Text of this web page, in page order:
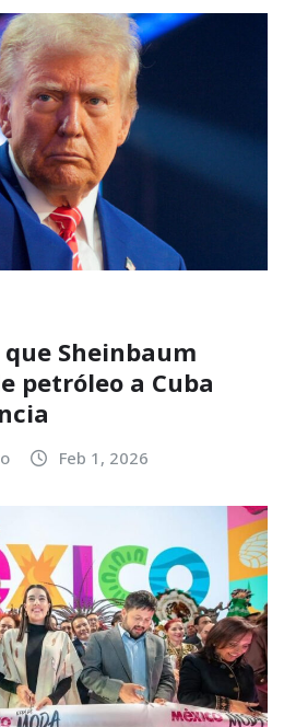
Sheinbaum
petróleo a Cuba
Feb 1, 2026